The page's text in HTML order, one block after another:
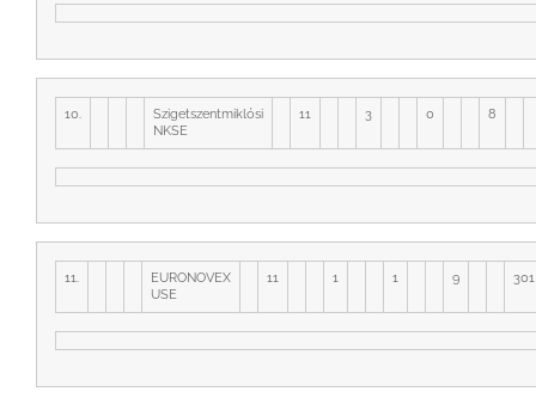
10.
Szigetszentmiklósi
NKSE
11 3 0 8
11.
EURONOVEX
USE
11 1 1 9 301